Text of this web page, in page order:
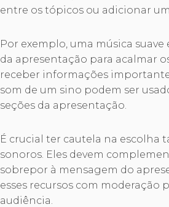
entre os tópicos ou adicionar um
Por exemplo, uma música
da apresentação para acalmar
receber informações
som de um sino podem ser
seções da apresentação.
É crucial ter cautela na escolha
sonoros. Eles devem
sobrepor à mensagem do
esses recursos com moderação
audiência.